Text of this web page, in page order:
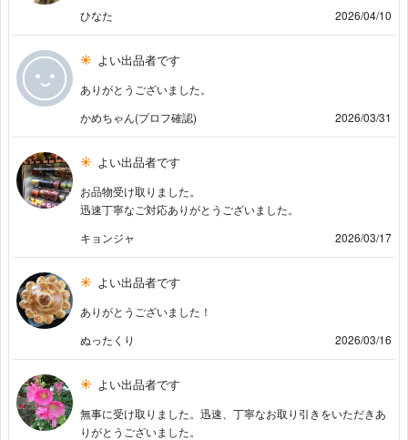
ひなた
2026/04/10
よい出品者です
ありがとうございました。
かめちゃん(プロフ確認)
2026/03/31
よい出品者です
お品物受け取りました。
迅速丁寧なご対応ありがとうございました。
キョンジャ
2026/03/17
よい出品者です
ありがとうございました！
ぬったくり
2026/03/16
よい出品者です
無事に受け取りました。迅速、丁寧なお取り引きをいただきあ
りがとうございました。